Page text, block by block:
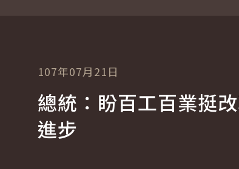
107年07月21日
總統：盼百工百業挺
進步